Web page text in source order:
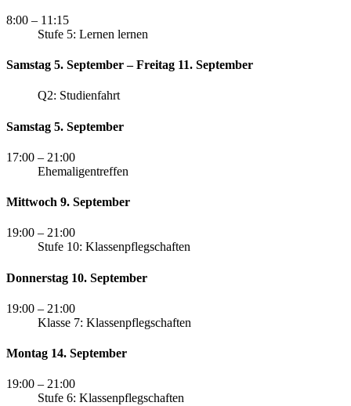
8:00 – 11:15
Stufe 5: Lernen lernen
Samstag 5. September – Freitag 11. September
Q2: Studienfahrt
Samstag 5. September
17:00 – 21:00
Ehemaligentreffen
Mittwoch 9. September
19:00 – 21:00
Stufe 10: Klassenpflegschaften
Donnerstag 10. September
19:00 – 21:00
Klasse 7: Klassenpflegschaften
Montag 14. September
19:00 – 21:00
Stufe 6: Klassenpflegschaften